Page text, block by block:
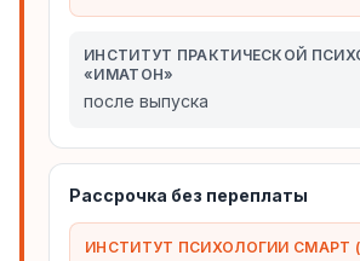
ИНСТИТУТ ПРАКТИЧЕСКОЙ
«ИМАТОН»
после выпуска
Рассрочка без переплаты
ИНСТИТУТ ПСИХОЛОГИИ СМАРТ